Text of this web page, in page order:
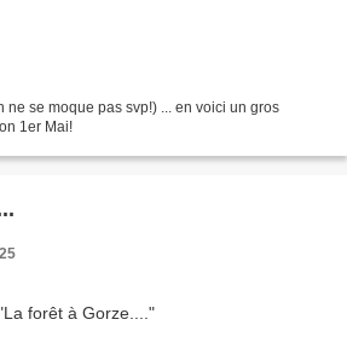
ne se moque pas svp!) ... en voici un gros
1er Mai!